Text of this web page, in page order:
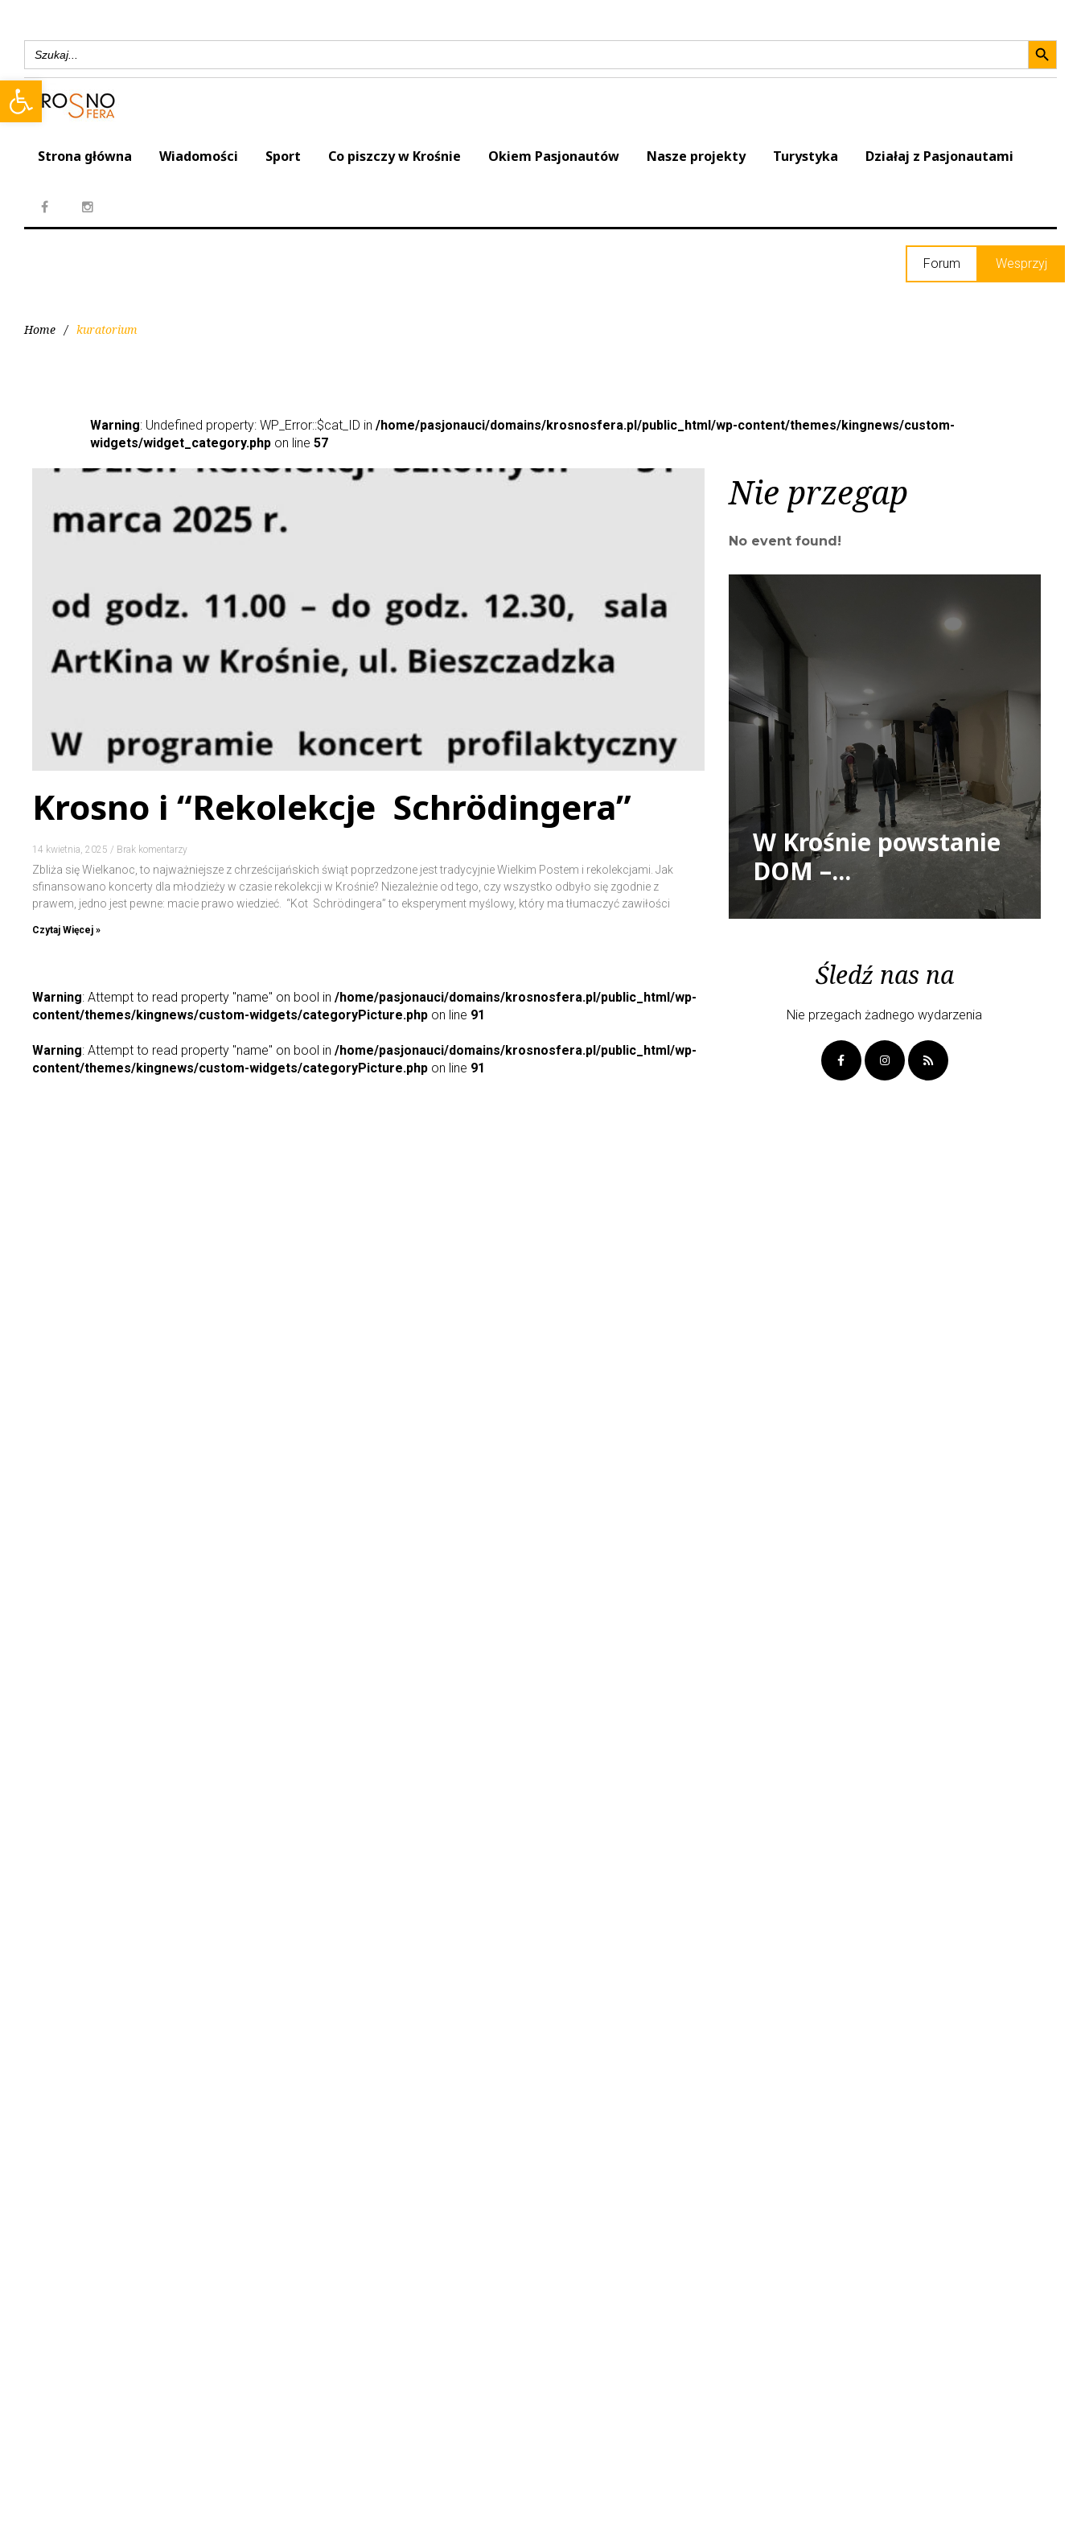
Open toolbar
Search
for:
Search
Strona główna Wiadomości Sport Co piszczy w Krośnie Okiem Pasjonautów Nasze projekty Turystyka Działaj z Pasjonautami
Forum Wesprzyj
Home / kuratorium
Warning: Undefined property: WP_Error::$cat_ID in /home/pasjonauci/domains/krosnosfera.pl/public_html/wp-content/themes/kingnews/custom-
widgets/widget_category.php on line 57
Krosno i “Rekolekcje Schrödingera”
14 kwietnia, 2025 Brak komentarzy
Zbliża się Wielkanoc, to najważniejsze z chrześcijańskich świąt poprzedzone jest tradycyjnie Wielkim Postem i rekolekcjami. Jak
sfinansowano koncerty dla młodzieży w czasie rekolekcji w Krośnie? Niezależnie od tego, czy wszystko odbyło się zgodnie z
prawem, jedno jest pewne: macie prawo wiedzieć. “Kot Schrödingera” to eksperyment myślowy, który ma tłumaczyć zawiłości
Czytaj Więcej »
Warning: Attempt to read property "name" on bool in /home/pasjonauci/domains/krosnosfera.pl/public_html/wp-
content/themes/kingnews/custom-widgets/categoryPicture.php on line 91
Warning: Attempt to read property "name" on bool in /home/pasjonauci/domains/krosnosfera.pl/public_html/wp-
content/themes/kingnews/custom-widgets/categoryPicture.php on line 91
Nie przegap
No event found!
W Krośnie powstanie
DOM –...
Śledź nas na
Nie przegach żadnego wydarzenia